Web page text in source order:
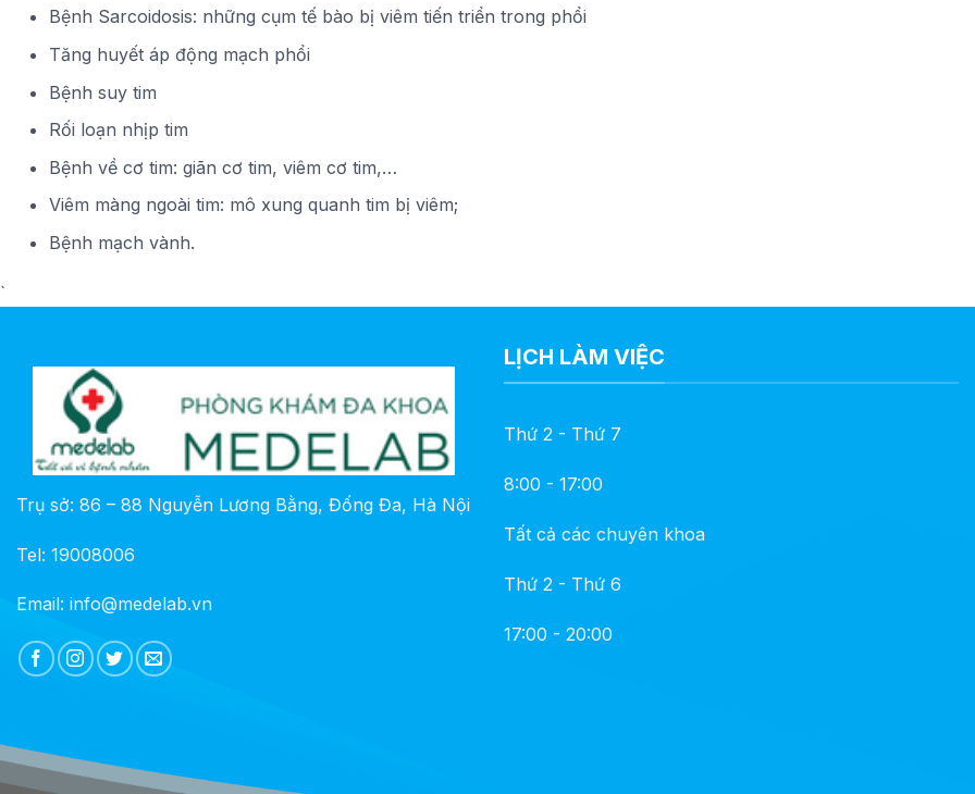
Bệnh Sarcoidosis: những cụm tế bào bị viêm tiến triển trong phổi
Tăng huyết áp động mạch phổi
Bệnh suy tim
Rối loạn nhịp tim
Bệnh về cơ tim: giãn cơ tim, viêm cơ tim,…
Viêm màng ngoài tim: mô xung quanh tim bị viêm;
Bệnh mạch vành.
`
Trụ sở: 86 – 88 Nguyễn Lương Bằng, Đống Đa, Hà Nội
Tel: 19008006
Email: info@medelab.vn
LỊCH LÀM VIỆC
Thứ 2 - Thứ 7
8:00 - 17:00
Tất cả các chuyên khoa
Thứ 2 - Thứ 6
17:00 - 20:00